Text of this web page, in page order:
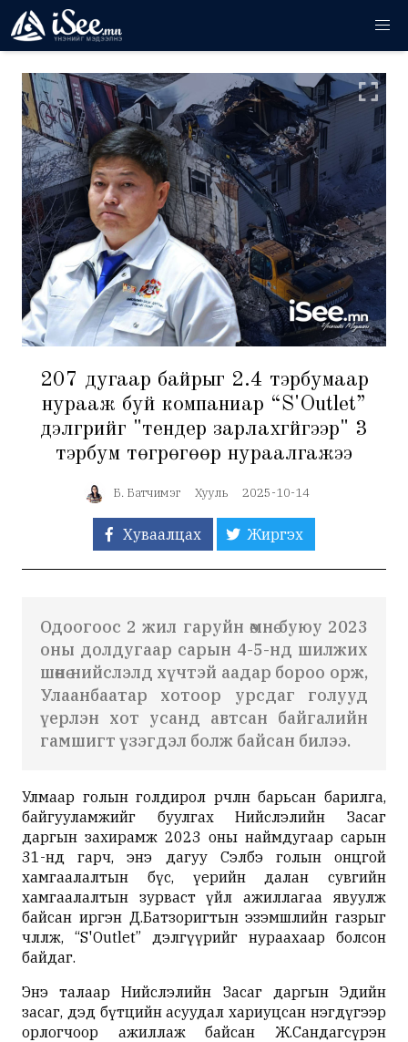
207 дугаар байрыг 2.4 тэрбумаар
нурааж буй компаниар “S'Outlet”
дэлгүүрийг "тендер зарлахгүйгээр" 3
тэрбум төгрөгөөр нураалгажээ
Б. Батчимэг Хууль 2025-10-14
Хуваалцах Жиргэх
Одоогоос 2 жил гаруйн өмнө буюу 2023
оны долдугаар сарын 4-5-нд шилжих
шөнө нийслэлд хүчтэй аадар бороо орж,
Улаанбаатар хотоор урсдаг голууд
үерлэн хот усанд автсан байгалийн
гамшигт үзэгдэл болж байсан билээ.
Улмаар голын голдирол өөрчлөн барьсан барилга,
байгууламжийг буулгах Нийслэлийн Засаг
даргын захирамж 2023 оны наймдугаар сарын
31-нд гарч, энэ дагуу Сэлбэ голын онцгой
хамгаалалтын бүс, үерийн далан сувгийн
хамгаалалтын зурваст үйл ажиллагаа явуулж
байсан иргэн Д.Батзоригтын эзэмшлийн газрыг
чөлөөлж, “S'Outlet” дэлгүүрийг нураахаар болсон
байдаг.
Энэ талаар Нийслэлийн Засаг даргын Эдийн
засаг, дэд бүтцийн асуудал хариуцсан нэгдүгээр
орлогчоор ажиллаж байсан Ж.Сандагсүрэн